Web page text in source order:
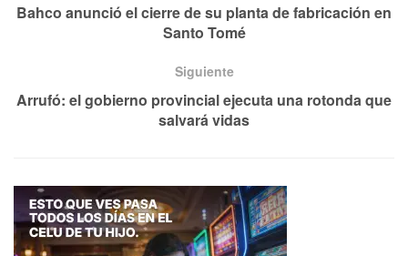
Bahco anunció el cierre de su planta de fabricación en
Santo Tomé
Siguiente
Arrufó: el gobierno provincial ejecuta una rotonda que
salvará vidas